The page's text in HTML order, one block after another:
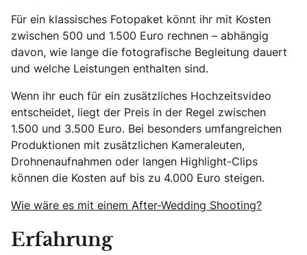
Für ein klassisches Fotopaket könnt ihr mit Kosten
zwischen 500 und 1.500 Euro rechnen – abhängig
davon, wie lange die fotografische Begleitung dauert
und welche Leistungen enthalten sind.
Wenn ihr euch für ein zusätzliches Hochzeitsvideo
entscheidet, liegt der Preis in der Regel zwischen
1.500 und 3.500 Euro. Bei besonders umfangreichen
Produktionen mit zusätzlichen Kameraleuten,
Drohnenaufnahmen oder langen Highlight-Clips
können die Kosten auf bis zu 4.000 Euro steigen.
Wie wäre es mit einem After-Wedding Shooting?
Erfahrung